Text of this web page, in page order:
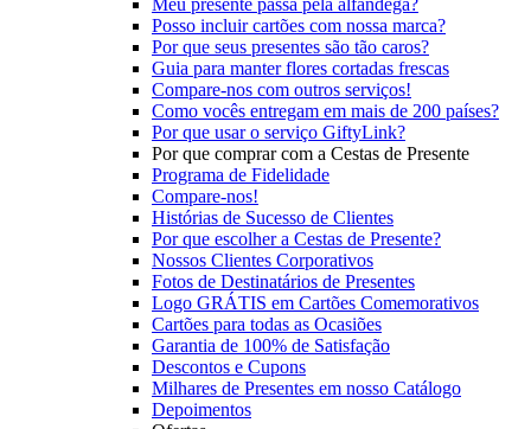
Meu presente passa pela alfândega?
Posso incluir cartões com nossa marca?
Por que seus presentes são tão caros?
Guia para manter flores cortadas frescas
Compare-nos com outros serviços!
Como vocês entregam em mais de 200 países?
Por que usar o serviço GiftyLink?
Por que comprar com a Cestas de Presente
Programa de Fidelidade
Compare-nos!
Histórias de Sucesso de Clientes
Por que escolher a Cestas de Presente?
Nossos Clientes Corporativos
Fotos de Destinatários de Presentes
Logo GRÁTIS em Cartões Comemorativos
Cartões para todas as Ocasiões
Garantia de 100% de Satisfação
Descontos e Cupons
Milhares de Presentes em nosso Catálogo
Depoimentos